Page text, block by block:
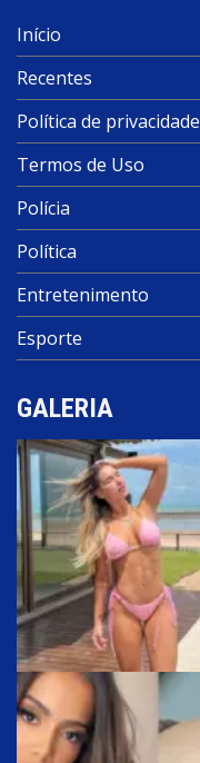
Início
Recentes
Política de privacidade
Termos de Uso
Polícia
Política
Entretenimento
Esporte
GALERIA